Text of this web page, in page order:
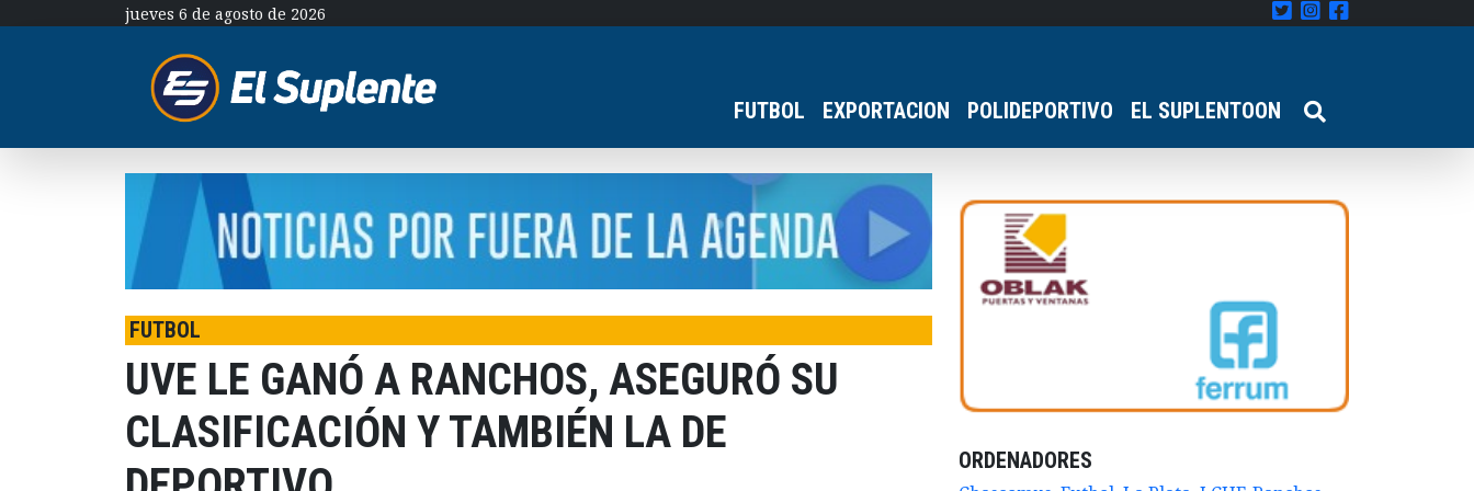
jueves 6 de agosto de 2026
FUTBOL EXPORTACION POLIDEPORTIVO EL SUPLENTOON
FUTBOL
UVE LE GANÓ A RANCHOS, ASEGURÓ SU
CLASIFICACIÓN Y TAMBIÉN LA DE
ORDENADORES